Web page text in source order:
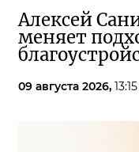
Алексей
меняет
09 августа 2026, 13:15